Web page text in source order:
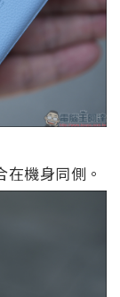
機身同側。